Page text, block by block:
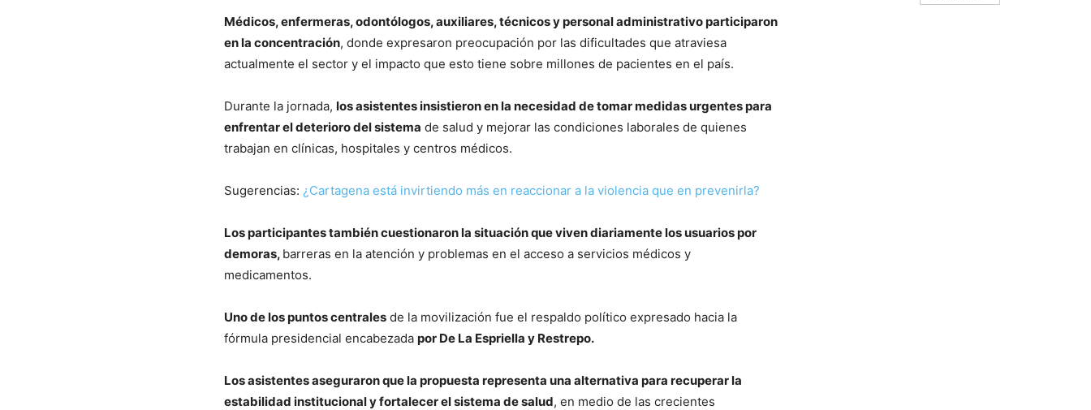
Médicos, enfermeras, odontólogos, auxiliares, técnicos y personal administrativo participaron
en la concentración, donde expresaron preocupación por las dificultades que atraviesa
actualmente el sector y el impacto que esto tiene sobre millones de pacientes en el país.
Durante la jornada, los asistentes insistieron en la necesidad de tomar medidas urgentes para
enfrentar el deterioro del sistema de salud y mejorar las condiciones laborales de quienes
trabajan en clínicas, hospitales y centros médicos.
Sugerencias: ¿Cartagena está invirtiendo más en reaccionar a la violencia que en prevenirla?
Los participantes también cuestionaron la situación que viven diariamente los usuarios por
demoras, barreras en la atención y problemas en el acceso a servicios médicos y
medicamentos.
Uno de los puntos centrales de la movilización fue el respaldo político expresado hacia la
fórmula presidencial encabezada por De La Espriella y Restrepo.
Los asistentes aseguraron que la propuesta representa una alternativa para recuperar la
estabilidad institucional y fortalecer el sistema de salud, en medio de las crecientes